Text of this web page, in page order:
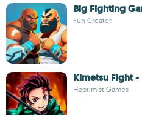
Big Fighting
Fun Creater
Kimetsu Fight
Hoptimist Games